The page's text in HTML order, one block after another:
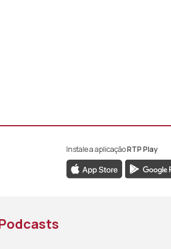
da RTP África
da RTP África
YouTube da RTP África
Instale a aplicaçãoRTP Play